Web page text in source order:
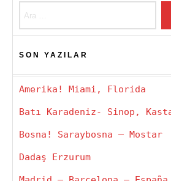
SON YAZILAR
Amerika! Miami, Florida
Batı Karadeniz- Sinop,
Bosna! Saraybosna – Mostar
Dadaş Erzurum